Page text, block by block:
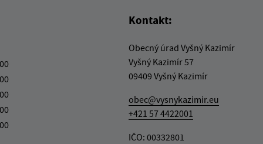
Kontakt:
Obecný úrad Vyšný Kazimír
Vyšný Kazimír 57
09409 Vyšný Kazimír
obec@vysnykazimir.eu
+421 57 4422001
IČO: 00332801